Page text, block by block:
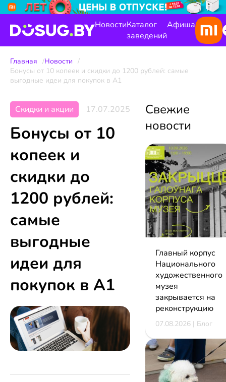
НовостиКаталог
заведений
Афиша
Главная
Новости
Бонусы от 10 копеек и скидки до 1200 рублей: самые
выгодные идеи для покупок в А1
Скидки и акции 17.07.2025
Бонусы от 10
копеек и
скидки до
1200 рублей:
самые
выгодные
идеи для
покупок в А1
Свежие
новости
Главный корпус
Национального
художественного
музея
закрывается на
реконструкцию
07.08.2026 | Блог